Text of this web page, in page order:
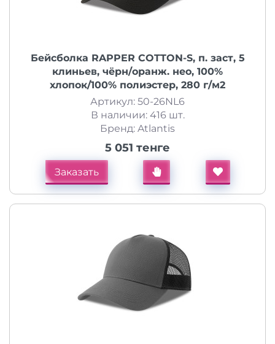
Бейсболка RAPPER COTTON-S, п. заст, 5
клиньев, чёрн/оранж. нео, 100%
хлопок/100% полиэстер, 280 г/м2
Артикул: 50-26NL6
В наличии: 416 шт.
Бренд: Atlantis
5 051 тенге
Заказать